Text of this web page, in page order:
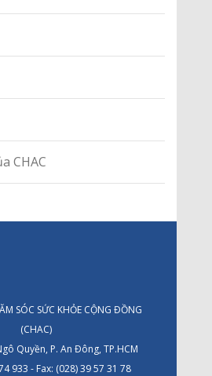
CHAC
SÓC SỨC KHỎE CỘNG ĐỒNG
(CHAC)
Quyền, P. An Đông, TP.HCM
933 - Fax: (028) 39 57 31 78